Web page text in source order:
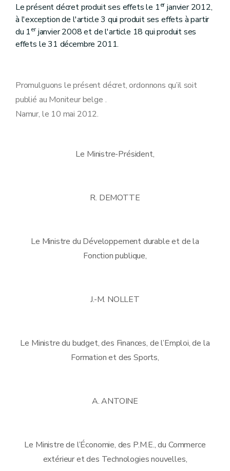
Le présent décret produit ses effets le 1erjanvier 2012,
à l'exception de l'article 3 qui produit ses effets à partir
du 1erjanvier 2008 et de l'article 18 qui produit ses
effets le 31 décembre 2011.
Promulguons le présent décret, ordonnons qu’il soit
publié au Moniteur belge .
Namur, le 10 mai 2012.
Le Ministre-Président,
R. DEMOTTE
Le Ministre du Développement durable et de la
Fonction publique,
J.-M. NOLLET
Le Ministre du budget, des Finances, de l’Emploi, de la
Formation et des Sports,
A. ANTOINE
Le Ministre de l’Économie, des P.M.E., du Commerce
extérieur et des Technologies nouvelles,